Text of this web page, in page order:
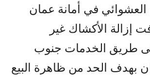
العشوائي في أمانة عمان
إزالة الأكشاك غير
طريق الخدمات جنوب
بهدف الحد من ظاهرة البيع